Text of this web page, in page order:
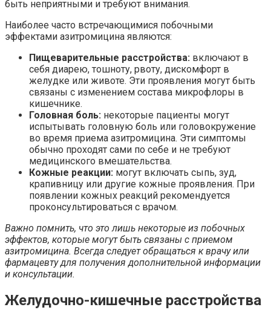
быть неприятными и требуют внимания.
Наиболее часто встречающимися побочными
эффектами азитромицина являются:
Пищеварительные расстройства: включают в
себя диарею, тошноту, рвоту, дискомфорт в
желудке или животе. Эти проявления могут быть
связаны с изменением состава микрофлоры в
кишечнике.
Головная боль: некоторые пациенты могут
испытывать головную боль или головокружение
во время приема азитромицина. Эти симптомы
обычно проходят сами по себе и не требуют
медицинского вмешательства.
Кожные реакции: могут включать сыпь, зуд,
крапивницу или другие кожные проявления. При
появлении кожных реакций рекомендуется
проконсультироваться с врачом.
Важно помнить, что это лишь некоторые из побочных
эффектов, которые могут быть связаны с приемом
азитромицина. Всегда следует обращаться к врачу или
фармацевту для получения дополнительной информации
и консультации.
Желудочно-кишечные расстройства